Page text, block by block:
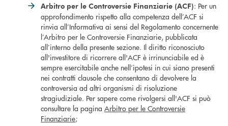
Arbitro per le Controversie Finanziarie (ACF): Per un
approfondimento rispetto alla competenza dell’ACF si
rinvia all’Informativa ai sensi del Regolamento concernente
l’Arbitro per le Controversie Finanziarie, pubblicata
all’interno della presente sezione. Il diritto riconosciuto
all'investitore di ricorrere all'ACF è irrinunciabile ed è
sempre esercitabile anche nell’ipotesi in cui siano presenti
nei contratti clausole che consentano di devolvere la
controversia ad altri organismi di risoluzione
stragiudiziale. Per sapere come rivolgersi all'ACF si può
consultare la pagina Arbitro per le Controversie
Finanziarie;